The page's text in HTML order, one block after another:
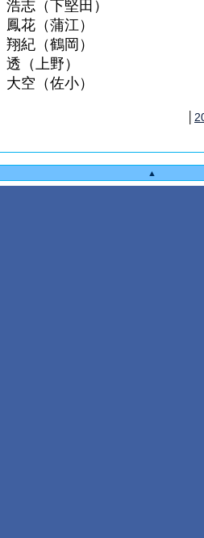
志（下堅田）
花（蒲江）
紀（鶴岡）
（上野）
空（佐小）
▲